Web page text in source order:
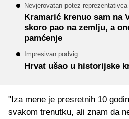
Nevjerovatan potez
Kramarić krenuo sam na
skoro pao na zemlju, a
pamćenje
Impresivan podvig
Hrvat ušao u historijske
"Iza mene je presretnih 10
svakom trenutku, ali znam da